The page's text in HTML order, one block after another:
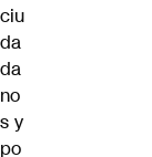
ciu
da
da
no
s y
po